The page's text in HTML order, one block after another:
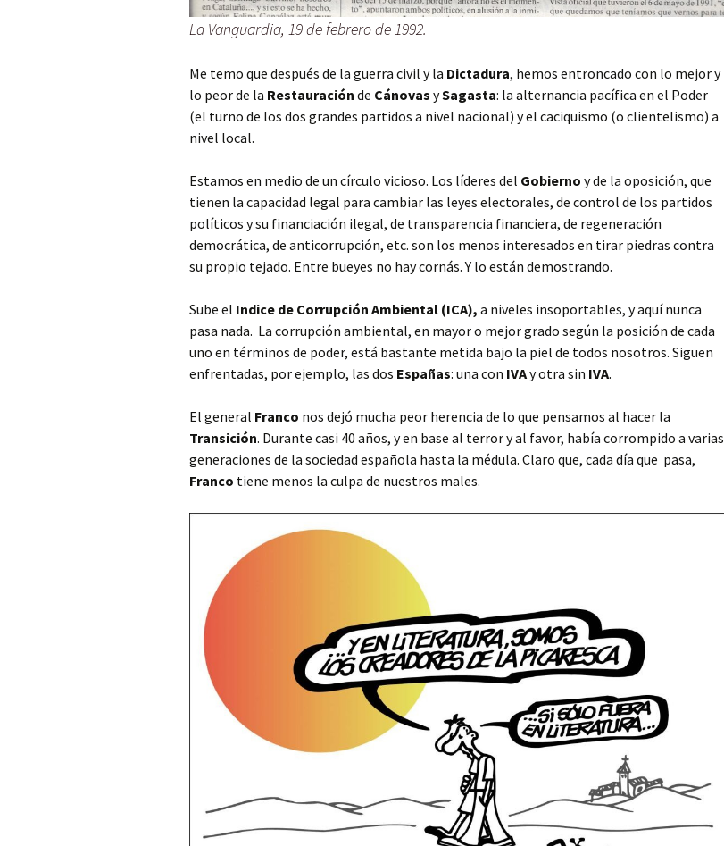
La Vanguardia, 19 de febrero de 1992.
Me temo que después de la guerra civil y la Dictadura, hemos entroncado con lo mejor y
lo peor de la Restauración de Cánovas ySagasta: la alternancia pacífica en el Poder
(el turno de los dos grandes partidos a nivel nacional) y el caciquismo (o clientelismo) a
nivel local.
Estamos en medio de un círculo vicioso. Los líderes del Gobierno y de la oposición, que
tienen la capacidad legal para cambiar las leyes electorales, de control de los partidos
políticos y su financiación ilegal, de transparencia financiera, de regeneración
democrática, de anticorrupción, etc. son los menos interesados en tirar piedras contra
su propio tejado. Entre bueyes no hay cornás. Y lo están demostrando.
Sube el Indice de Corrupción Ambiental (ICA), a niveles insoportables, y aquí nunca
pasa nada. La corrupción ambiental, en mayor o mejor grado según la posición de cada
uno en términos de poder, está bastante metida bajo la piel de todos nosotros. Siguen
enfrentadas, por ejemplo, las dos Españas: una con IVAy otra sin IVA.
El general Franco nos dejó mucha peor herencia de lo que pensamos al hacer la
Transición. Durante casi 40 años, y en base al terror y al favor, había corrompido a varias
generaciones de la sociedad española hasta la médula. Claro que, cada día que pasa,
Franco tiene menos la culpa de nuestros males.